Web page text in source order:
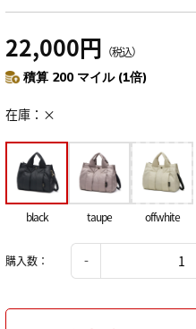
22,000円 （税込）
積算 200 マイル (1倍)
在庫 ×
black taupe offwhite
購入数：